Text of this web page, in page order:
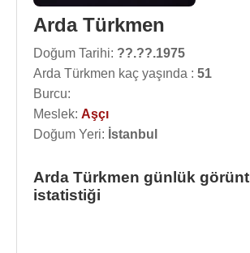
Arda Türkmen
Doğum Tarihi: ??.??.1975
Arda Türkmen kaç yaşında : 51
Burcu:
Meslek: Aşçı
Doğum Yeri: İstanbul
Arda Türkmen günlük
istatistiği